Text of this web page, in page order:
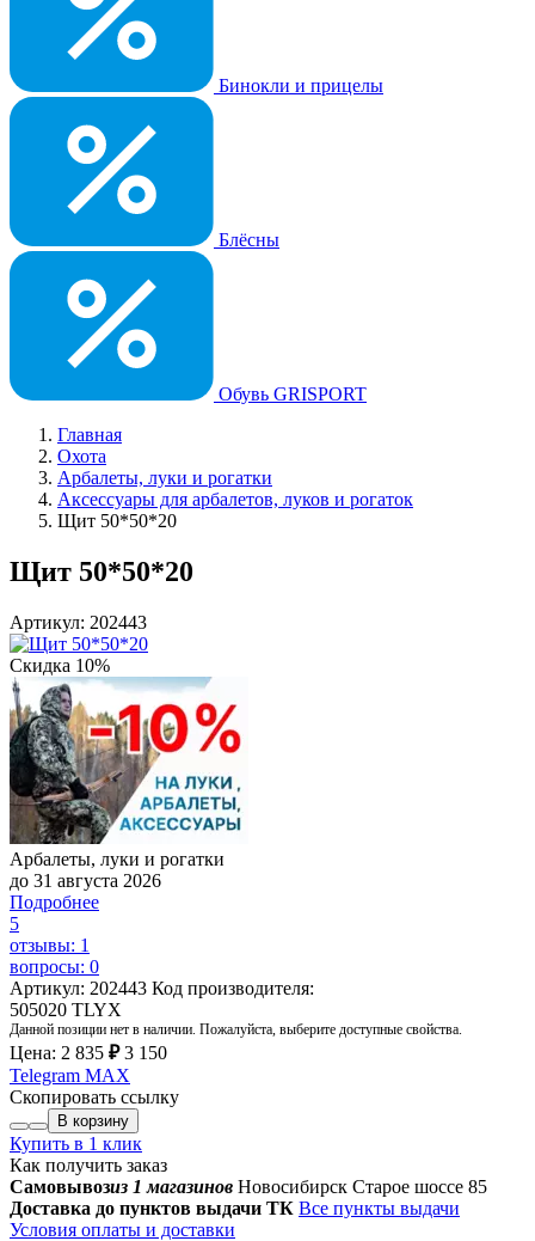
Бинокли и прицелы
Блёсны
Обувь GRISPORT
Главная
Охота
Арбалеты, луки и рогатки
Аксессуары для арбалетов, луков и рогаток
Щит 50*50*20
Щит 50*50*20
Артикул: 202443
Скидка 10%
Арбалеты, луки и рогатки
до 31 августа 2026
Подробнее
5
отзывы: 1
вопросы: 0
Артикул: 202443 Код производителя:
505020 TLYX
Данной позиции нет в наличии. Пожалуйста, выберите доступные свойства.
Цена: 2 835 ₽ 3 150
Telegram MAX
Скопировать ссылку
В корзину
Купить в 1 клик
Как получить заказ
Самовывозиз 1 магазинов Новосибирск Старое шоссе 85
Доставка до пунктов выдачи ТК Все пункты выдачи
Условия оплаты и доставки